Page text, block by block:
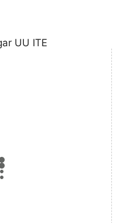
UU ITE